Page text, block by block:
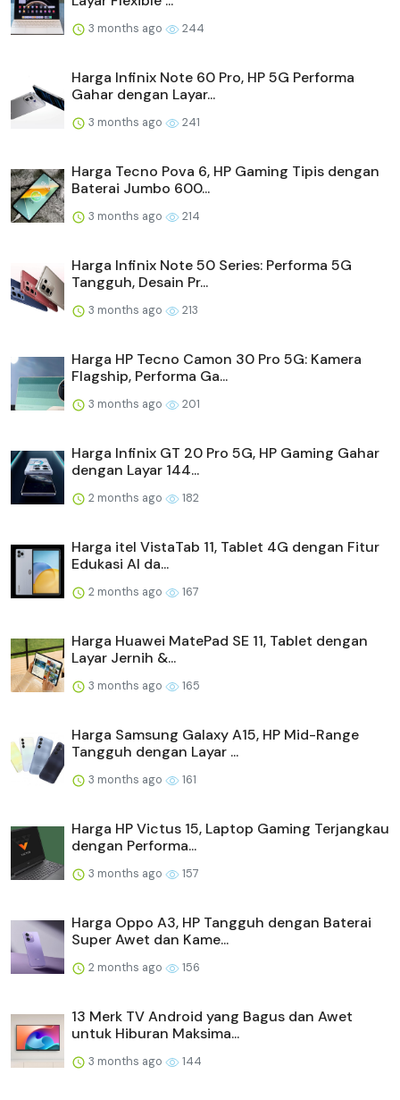
3 months ago 244
Harga Infinix Note 60 Pro, HP 5G Performa
Gahar dengan Layar...
3 months ago 241
Harga Tecno Pova 6, HP Gaming Tipis dengan
Baterai Jumbo 600...
3 months ago 214
Harga Infinix Note 50 Series: Performa 5G
Tangguh, Desain Pr...
3 months ago 213
Harga HP Tecno Camon 30 Pro 5G: Kamera
Flagship, Performa Ga...
3 months ago 201
Harga Infinix GT 20 Pro 5G, HP Gaming Gahar
dengan Layar 144...
2 months ago 182
Harga itel VistaTab 11, Tablet 4G dengan Fitur
Edukasi AI da...
2 months ago 167
Harga Huawei MatePad SE 11, Tablet dengan
Layar Jernih &...
3 months ago 165
Harga Samsung Galaxy A15, HP Mid-Range
Tangguh dengan Layar ...
3 months ago 161
Harga HP Victus 15, Laptop Gaming Terjangkau
dengan Performa...
3 months ago 157
Harga Oppo A3, HP Tangguh dengan Baterai
Super Awet dan Kame...
2 months ago 156
13 Merk TV Android yang Bagus dan Awet
untuk Hiburan Maksima...
3 months ago 144